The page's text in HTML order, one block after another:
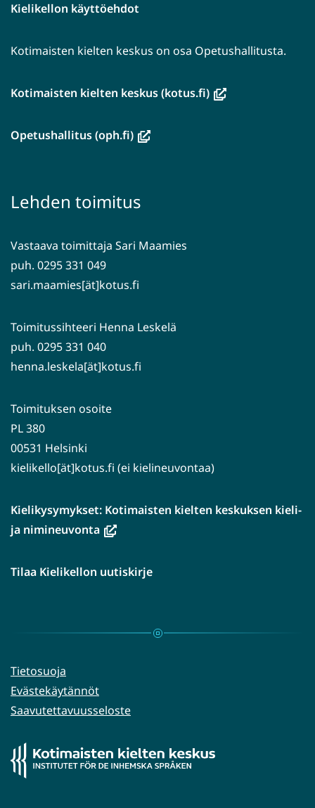
Kielikellon käyttöehdot
Kotimaisten kielten keskus on osa Opetushallitusta.
Kotimaisten kielten keskus (kotus.fi)(avautuu
Opetushallitus (oph.fi)(avautuu
toiseen
Lehden toimitus
Vastaava toimittaja Sari Maamies
puh. 0295 331 049
sari.maamies[ät]kotus.fi
Toimitussihteeri Henna Leskelä
puh. 0295 331 040
henna.leskela[ät]kotus.fi
Toimituksen osoite
PL 380
00531 Helsinki
kielikello[ät]kotus.fi (ei kielineuvontaa)
Kielikysymykset: Kotimaisten kielten keskuksen kieli-
ja nimineuvonta(avautuu
ikkunaan,
palveluun)
Tilaa Kielikellon uutiskirje
Tietosuoja
Evästekäytännöt
Saavutettavuusseloste